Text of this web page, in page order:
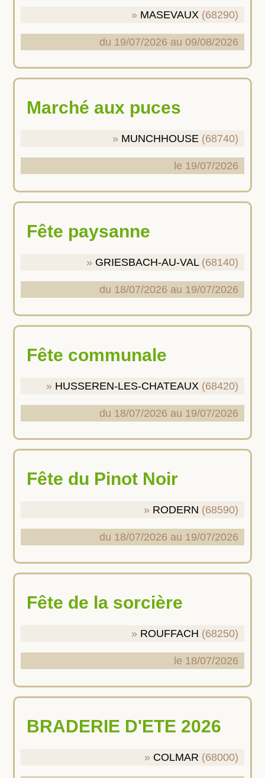
MASEVAUX (68290)
du 19/07/2026 au 09/08/2026
Marché aux puces
MUNCHHOUSE (68740)
le 19/07/2026
Fête paysanne
GRIESBACH-AU-VAL(68140)
du 18/07/2026 au 19/07/2026
Fête communale
HUSSEREN-LES-CHATEAUX (68420)
du 18/07/2026 au 19/07/2026
Fête du Pinot Noir
RODERN (68590)
du 18/07/2026 au 19/07/2026
Fête de la sorcière
ROUFFACH (68250)
le 18/07/2026
BRADERIE D'ETE 2026
COLMAR (68000)